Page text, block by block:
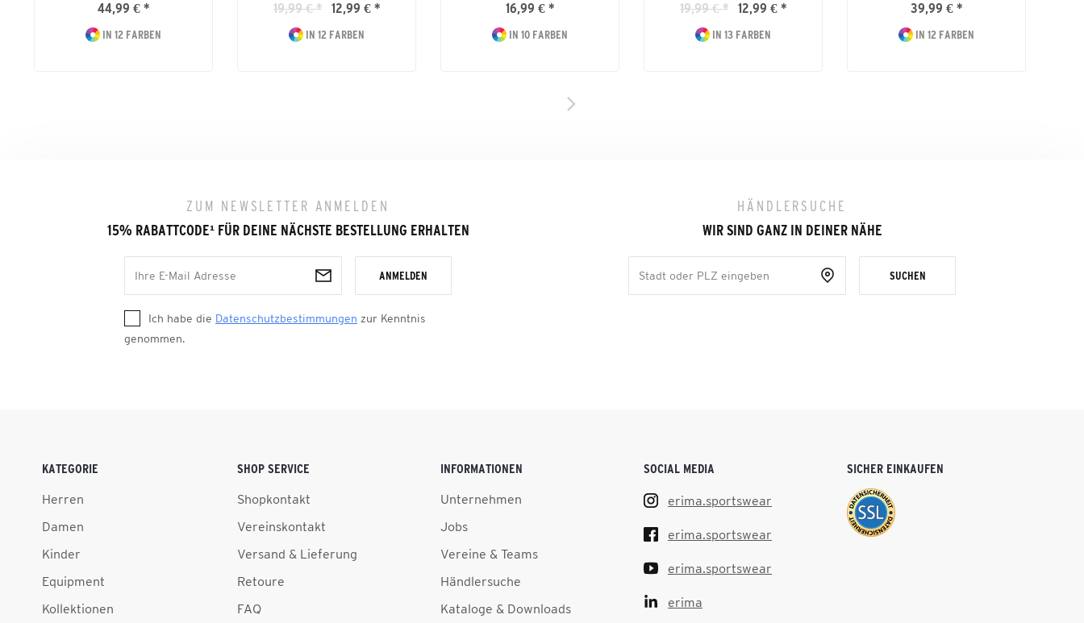
44,99 € *
IN 12 FARBEN
19,99 € * 12,99 € *
IN 12 FARBEN
16,99 € *
IN 10 FARBEN
19,99 € * 12,99 € *
IN 13 FARBEN
39,99 € *
IN 12 FARBEN
ZUM NEWSLETTER ANMELDEN
15% RABATTCODE¹FÜR DEINE NÄCHSTE BESTELLUNG ERHALTEN
ANMELDEN
Ich habe die Datenschutzbestimmungen zur Kenntnis
genommen.
HÄNDLERSUCHE
WIR SIND GANZ IN DEINER NÄHE
SUCHEN
KATEGORIE
Herren
Damen
Kinder
Equipment
Kollektionen
SHOP SERVICE
Shopkontakt
Vereinskontakt
Versand & Lieferung
Retoure
FAQ
INFORMATIONEN
Unternehmen
Jobs
Vereine & Teams
Händlersuche
Kataloge & Downloads
SOCIAL MEDIA
erima.sportswear
erima.sportswear
erima.sportswear
erima
SICHER EINKAUFEN